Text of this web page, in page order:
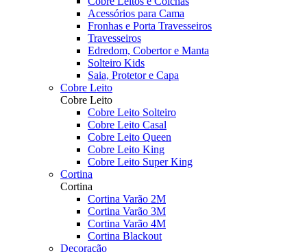
Acessórios para Cama
Fronhas e Porta Travesseiros
Travesseiros
Edredom, Cobertor e Manta
Solteiro Kids
Saia, Protetor e Capa
Cobre Leito
Cobre Leito
Cobre Leito Solteiro
Cobre Leito Casal
Cobre Leito Queen
Cobre Leito King
Cobre Leito Super King
Cortina
Cortina
Cortina Varão 2M
Cortina Varão 3M
Cortina Varão 4M
Cortina Blackout
Decoração